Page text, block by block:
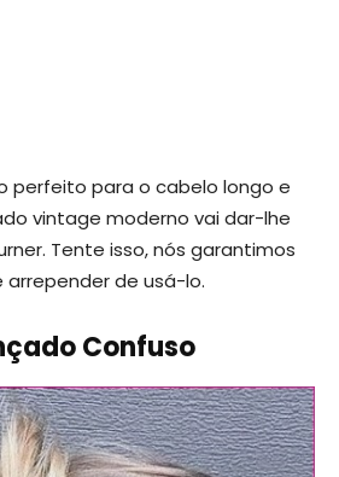
perfeito para o cabelo longo e
vintage moderno vai dar-lhe
Tente isso, nós garantimos
arrepender de usá-lo.
Confuso